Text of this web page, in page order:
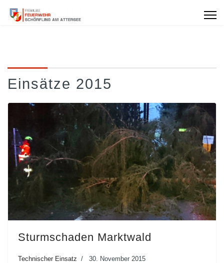
Einsätze 2015
Sturmschaden Marktwald
Technischer Einsatz 30. November 2015